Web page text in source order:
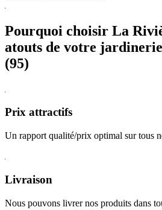
Pourquoi choisir La
atouts de votre
(95)
Prix attractifs
Un rapport qualité/prix optimal sur tous
Livraison
Nous pouvons livrer nos produits dans